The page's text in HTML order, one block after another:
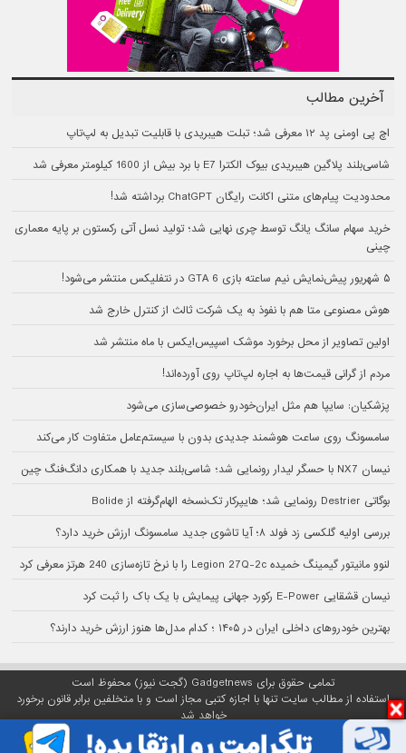
آخرین مطالب
اچ پی اومنی پد ۱۲ معرفی شد؛ تبلت هیبریدی با قابلیت تبدیل به لپ‌تاپ
شاسی‌بلند پلاگین هیبریدی بیوک الکترا E7 با برد بیش از 1600 کیلومتر معرفی شد
محدودیت پیام‌های متنی اکانت رایگان ChatGPT برداشته شد!
خرید سهام سانگ‌ یانگ توسط چری نهایی شد؛ تولید نسل آتی رکستون بر پایه معماری
چینی
۵ شهریور پیش‌نمایش نیم ساعته بازی GTA 6 در نتفلیکس منتشر می‌شود!
هوش مصنوعی متا هم با نفوذ به یک شرکت ثالث از کنترل خارج شد
اولین تصاویر از محل برخورد موشک اسپیس‌ایکس با ماه منتشر شد
مردم از گرانی قیمت‌ها به اجاره لپ‌تاپ روی آورده‌اند!
پزشکیان: سایپا هم مثل ایران‌خودرو خصوصی‌سازی می‌شود
سامسونگ روی ساعت هوشمند جدیدی بدون با سیستم‌عامل متفاوت کار می‌کند
نیسان NX7 با حسگر لیدار رونمایی شد؛ شاسی‌بلند جدید با همکاری دانگ‌فنگ چین
بوگاتی Destrier رونمایی شد؛ هایپرکار تک‌نسخه الهام‌گرفته از Bolide
بررسی اولیه گلکسی زد فولد ۸؛ آیا تاشوی جدید سامسونگ ارزش خرید دارد؟
لنوو مانیتور گیمینگ خمیده Legion 27Q-2c را با نرخ تازه‌سازی 240 هرتز معرفی کرد
نیسان قشقایی E-Power رکورد جهانی پیمایش با یک باک را ثبت کرد
بهترین خودروهای داخلی ایران در ۱۴۰۵ ؛ کدام مدل‌ها هنوز ارزش خرید دارند؟
تمامی حقوق برای Gadgetnews (گجت نیوز) محفوظ است
استفاده از مطالب سایت تنها با اجازه کتبی مجاز است و با متخلفین برابر قانون برخورد
خواهد شد
پلتفرم گجت نیوز روی
سرور اختصاصیمبین هاست میزبانی می‌شود